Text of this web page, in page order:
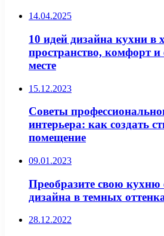
14.04.2025
10 идей дизайна кухни в
пространство, комфорт и
месте
15.12.2023
Советы
интерьера: как создать
помещение
09.01.2023
Преобразите свою
дизайна в темных
28.12.2022